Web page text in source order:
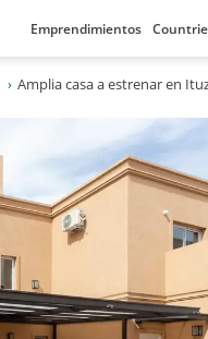
Emprendimientos
Amplia casa a estrenar en